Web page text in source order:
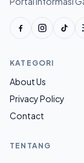
KATEGORI
About Us
Privacy Policy
Contact
TENTANG